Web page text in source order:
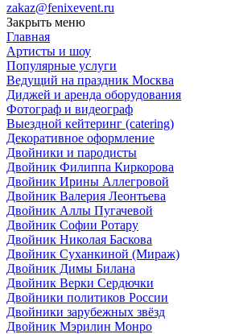
zakaz@fenixevent.ru
Закрыть меню
Главная
Артисты и шоу
Популярные услуги
Ведущий на праздник Москва
Диджей и аренда оборудования
Фотограф и видеограф
Выездной кейтеринг (catering)
Декоративное оформление
Двойники и пародисты
Двойник Филиппа Киркорова
Двойник Ирины Аллегровой
Двойник Валерия Леонтьева
Двойник Аллы Пугачевой
Двойник Софии Ротару
Двойник Николая Баскова
Двойник Суханкиной (Мираж)
Двойник Димы Билана
Двойник Верки Сердючки
Двойники политиков России
Двойники зарубежных звёзд
Двойник Мэрилин Монро